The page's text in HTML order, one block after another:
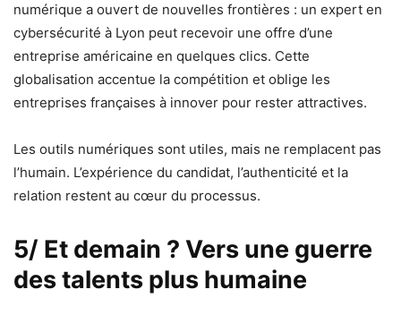
numérique a ouvert de nouvelles frontières : un expert en
cybersécurité à Lyon peut recevoir une offre d’une
entreprise américaine en quelques clics. Cette
globalisation accentue la compétition et oblige les
entreprises françaises à innover pour rester attractives.
Les outils numériques sont utiles, mais ne remplacent pas
l’humain. L’expérience du candidat, l’authenticité et la
relation restent au cœur du processus.
5/ Et demain ? Vers une guerre
des talents plus humaine